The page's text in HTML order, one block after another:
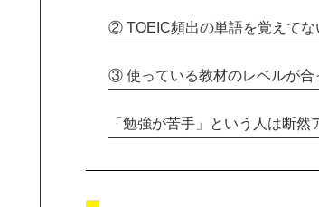
② TOEIC頻出の単語を覚えてな
③ 使っている教材のレベルが合
「勉強が苦手」という人は断